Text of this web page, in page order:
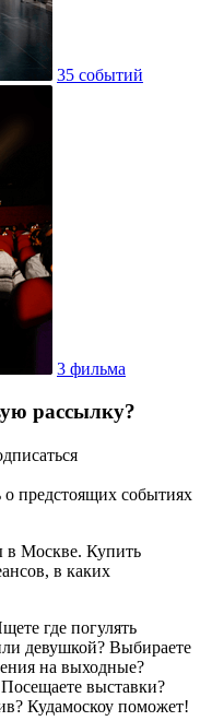
35 событий
3 фильма
рассылку?
предстоящих событиях
в Москве. Купить
в каких
где погулять
девушкой? Выбираете
на выходные?
выставки?
Кудамоскоу поможет!